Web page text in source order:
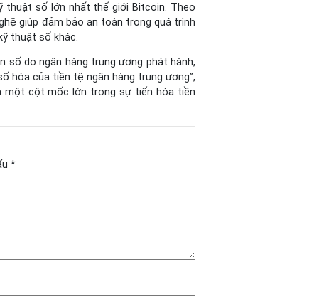
thuật số lớn nhất thế giới Bitcoin. Theo
giúp đảm bảo an toàn trong quá trình
thuật số khác.
số do ngân hàng trung ương phát hành,
hóa của tiền tệ ngân hàng trung ương”,
một cột mốc lớn trong sự tiến hóa tiền
*